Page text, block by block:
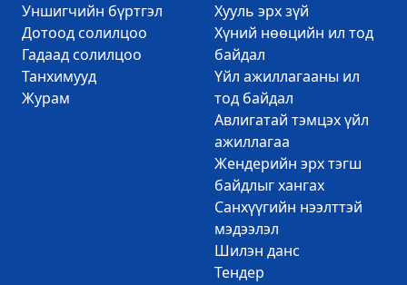
Уншигчийн бүртгэл
Дотоод солилцоо
Гадаад солилцоо
Танхимууд
Журам
Хууль эрх зүй
Хүний нөөцийн ил тод
байдал
Үйл ажиллагааны ил
тод байдал
Авлигатай тэмцэх үйл
ажиллагаа
Жендерийн эрх тэгш
байдлыг хангах
Санхүүгийн нээлттэй
мэдээлэл
Шилэн данс
Тендер